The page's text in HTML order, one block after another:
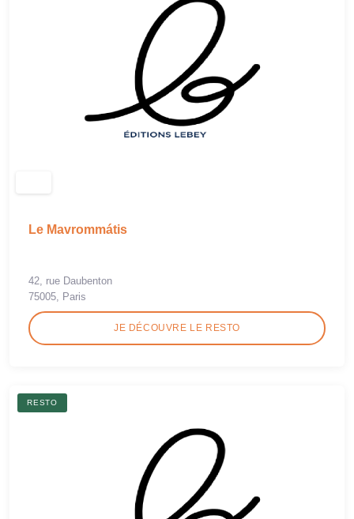
Le Mavrommátis
42, rue Daubenton
75005, Paris
JE DÉCOUVRE LE RESTO
RESTO